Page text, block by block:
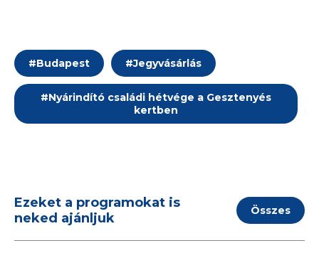
#Budapest #Jegyvásárlás
#Nyárindító családi hétvége a Gesztenyés
kertben
Ezeket a programokat is
neked ajánljuk
Összes